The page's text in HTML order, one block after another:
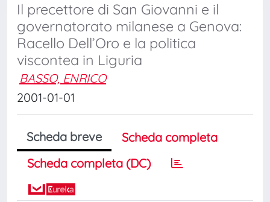
Il precettore di San Giovanni e il
governatorato milanese a Genova:
Racello Dell’Oro e la politica
viscontea in Liguria
BASSO, ENRICO
2001-01-01
Scheda breve
Scheda completa
Scheda completa (DC)